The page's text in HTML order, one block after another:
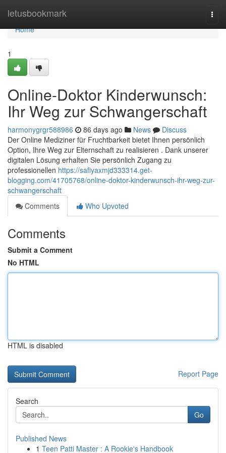
letusbookmark
Home
Home
1
Online-Doktor Kinderwunsch:
Ihr Weg zur Schwangerschaft
harmonygrgr588986 86 days ago News
Discuss
Der Online Mediziner für Fruchtbarkeit bietet Ihnen persönlich
Option, Ihre Weg zur Elternschaft zu realisieren . Dank unserer
digitalen Lösung erhalten Sie persönlich Zugang zu
professionellen https://safiyaxmjd333314.get-
blogging.com/41705768/online-doktor-kinderwunsch-ihr-weg-zur-
schwangerschaft
Comments
Who Upvoted
Comments
Submit a Comment
No HTML
HTML is disabled
Report Page
Search
Go
Published News
1 Teen Patti Master : A Rookie's Handbook